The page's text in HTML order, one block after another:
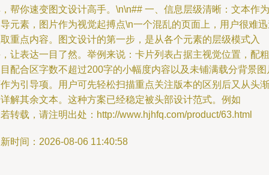
帮你速变图文设计高手。\n\n## 一、信息层级清晰：文本作为
元素，图片作为视觉起搏点\n一个混乱的页面上，用户很难
重点内容。图文设计的第一步，是从各个元素的层级模式入
让表达一目了然。举例来说：卡片列表占据主视觉位置，配粗
配合区字数不超过200字的小幅度内容以及未铺满载分背景图
为引导项。用户可先轻松扫描重点关注版本的区别后又从头渐
解其余文本。这种方案已经稳定被头部设计范式。例如
转载，请注明出处：http://www.hjhfq.com/product/63.html
时间：2026-08-06 11:40:58